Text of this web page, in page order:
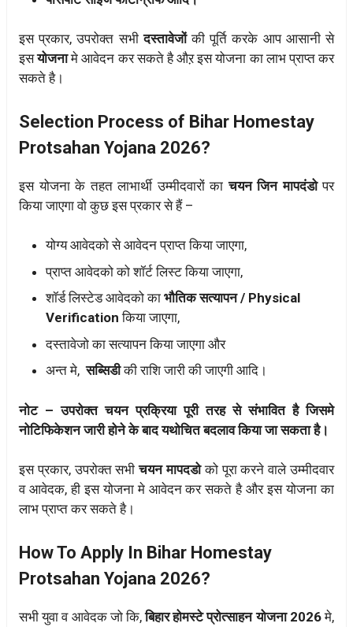
इस प्रकार, उपरोक्त सभीदस्तावेजोंकी पूर्ति करके आप आसानी से
इसयोजनामे आवेदन कर सकते है औऱ इस योजना का लाभ प्राप्त कर
सकते है।
Selection Process of Bihar Homestay
Protsahan Yojana 2026?
इस योजना के तहत लाभार्थी उम्मीदवारों काचयन जिन मापदंडोपर
किया जाएगा वो कुछ इस प्रकार से हैं –
योग्य आवेदको से आवेदन प्राप्त किया जाएगा,
प्राप्त आवेदको को शॉर्ट लिस्ट किया जाएगा,
शॉर्ड लिस्टेड आवेदको का भौतिक सत्यापन / Physical
Verification किया जाएगा,
दस्तावेजो का सत्यापन किया जाएगा और
अन्त मे, सब्सिडीकी राशि जारी की जाएगी आदि।
नोट – उपरोक्त चयन प्रक्रिया पूरी तरह से संभावित है जिसमे
नोटिफिकेशन जारी होने के बाद यथोचित बदलाव किया जा सकता है।
इस प्रकार, उपरोक्त सभीचयन मापदडोको पूरा करने वाले उम्मीदवार
व आवेदक, ही इस योजना मे आवेदन कर सकते है और इस योजना का
लाभ प्राप्त कर सकते है।
How To Apply In Bihar Homestay
Protsahan Yojana 2026?
सभी युवा व आवेदक जो कि,बिहार होमस्टे प्रोत्साहन योजना 2026मे,